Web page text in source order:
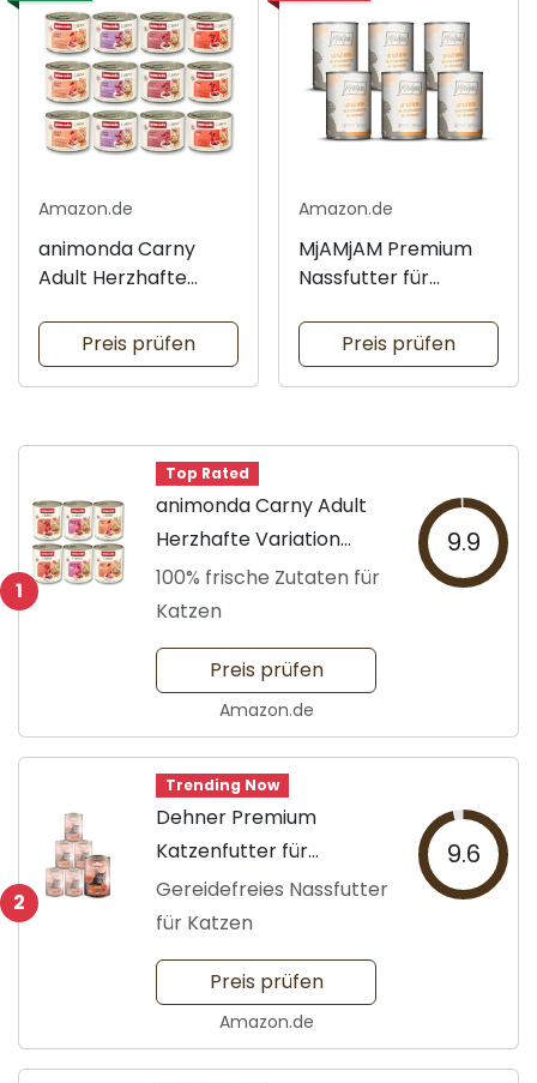
Amazon.de
animonda Carny
Adult Herzhafte
Preis prüfen
Amazon.de
MjAMjAM Premium
Nassfutter für
Preis prüfen
1
Top Rated
animonda Carny Adult
Herzhafte Variation
800g
100% frische Zutaten für
Katzen
9.9
Preis prüfen
Amazon.de
2
Trending Now
Dehner Premium
Katzenfutter für
Erwachsene
Gereidefreies Nassfutter
für Katzen
9.6
Preis prüfen
Amazon.de